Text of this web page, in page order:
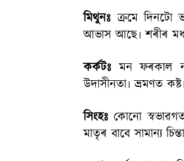
মিথুনঃক্রমে দিনটো
আভাস আছে৷ শৰীৰ
কর্কটঃমন ফৰকাল
উদাসীনতা৷ ভ্রমণত
সিংহঃ কোনো
মাতৃৰ বাবে সামান্য